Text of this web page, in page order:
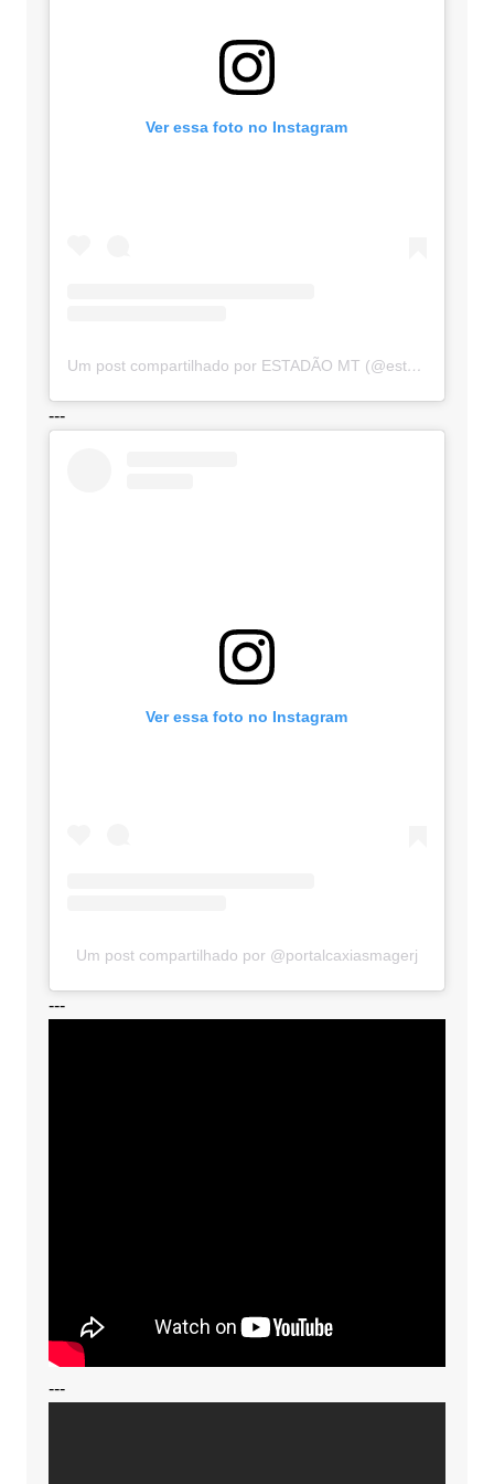
Ver essa foto no Instagram
Um post compartilhado por ESTADÃO MT (@estadaomt)
---
Ver essa foto no Instagram
Um post compartilhado por @portalcaxiasmagerj
---
---